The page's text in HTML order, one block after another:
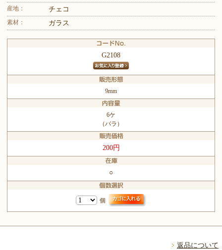
産地： チェコ
素材： ガラス
G2108
9mm
6ケ
（バラ）
200円
○
個
返品について